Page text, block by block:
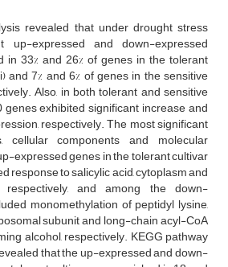
revealed that under drought stress
up-expressed and down-expressed
33% and 26% of genes in the tolerant
7% and 6% of genes in the sensitive
Also, in both tolerant and sensitive
exhibited significant increase and
respectively. The most significant
cellular components and molecular
expressed genes in the tolerant cultivar
response to salicylic acid, cytoplasm and
respectively, and among the down-
monomethylation of peptidyl lysine,
subunit and long-chain acyl-CoA
alcohol, respectively. KEGG pathway
that the up-expressed and down-